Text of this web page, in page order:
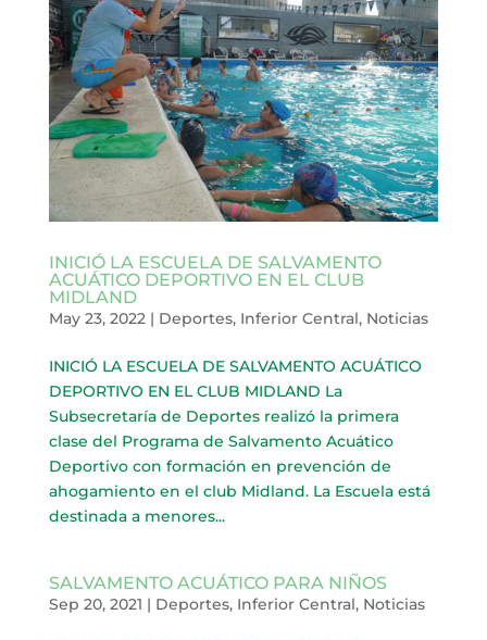
INICIÓ LA ESCUELA DE SALVAMENTO
ACUÁTICO DEPORTIVO EN EL CLUB
MIDLAND
May 23, 2022| Deportes, Inferior Central, Noticias
INICIÓ LA ESCUELA DE SALVAMENTO ACUÁTICO
DEPORTIVO EN EL CLUB MIDLAND La
Subsecretaría de Deportes realizó la primera
clase del Programa de Salvamento Acuático
Deportivo con formación en prevención de
ahogamiento en el club Midland. La Escuela está
destinada a menores...
SALVAMENTO ACUÁTICO PARA NIÑOS
Sep 20, 2021 | Deportes, Inferior Central, Noticias